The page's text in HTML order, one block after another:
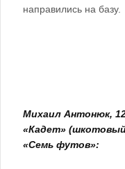
направились на базу.
Михаил Антонюк,
«Кадет»
«Семь футов»: